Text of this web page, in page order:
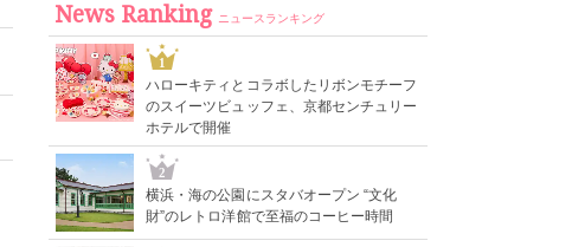
News Ranking ニュースランキング
1
ハローキティとコラボしたリボンモチーフ
のスイーツビュッフェ、京都センチュリー
ホテルで開催
2
横浜・海の公園にスタバオープン “文化
財”のレトロ洋館で至福のコーヒー時間